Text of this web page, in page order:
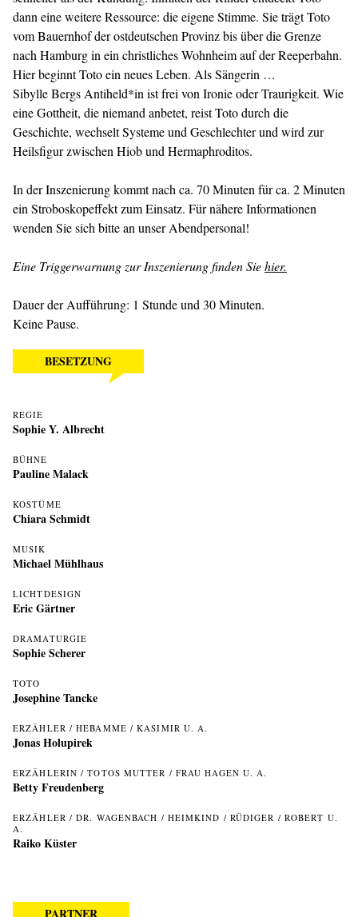
dann eine weitere Ressource: die eigene Stimme. Sie trägt Toto
vom Bauernhof der ostdeutschen Provinz bis über die Grenze
nach Hamburg in ein christliches Wohnheim auf der Reeperbahn.
Hier beginnt Toto ein neues Leben. Als Sängerin …
Sibylle Bergs Antiheld*in ist frei von Ironie oder Traurigkeit. Wie
eine Gottheit, die niemand anbetet, reist Toto durch die
Geschichte, wechselt Systeme und Geschlechter und wird zur
Heilsfigur zwischen Hiob und Hermaphroditos.
In der Inszenierung kommt nach ca. 70 Minuten für ca. 2 Minuten
ein Stroboskopeffekt zum Einsatz. Für nähere Informationen
wenden Sie sich bitte an unser Abendpersonal!
Eine Triggerwarnung zur Inszenierung finden Siehier.
Dauer der Aufführung: 1 Stunde und 30 Minuten.
Keine Pause.
BESETZUNG
REGIE
Sophie Y. Albrecht
BÜHNE
Pauline Malack
KOSTÜME
Chiara Schmidt
MUSIK
Michael Mühlhaus
LICHTDESIGN
Eric Gärtner
DRAMATURGIE
Sophie Scherer
TOTO
Josephine Tancke
ERZÄHLER / HEBAMME / KASIMIR U. A.
Jonas Holupirek
ERZÄHLERIN / TOTOS MUTTER / FRAU HAGEN U. A.
Betty Freudenberg
ERZÄHLER / DR. WAGENBACH / HEIMKIND / RÜDIGER / ROBERT U.
A.
Raiko Küster
PARTNER